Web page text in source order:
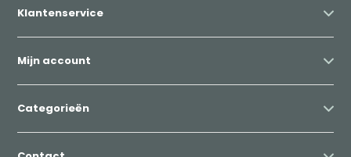
Klantenservice
Mijn account
Categorieën